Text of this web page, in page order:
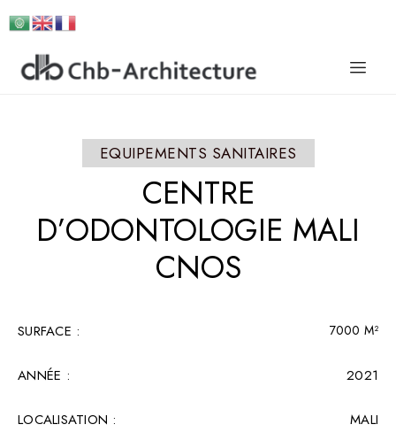
EQUIPEMENTS SANITAIRES
CENTRE
D’ODONTOLOGIE MALI
CNOS
SURFACE :​ 7000 M²
ANNÉE : 2021
LOCALISATION : MALI